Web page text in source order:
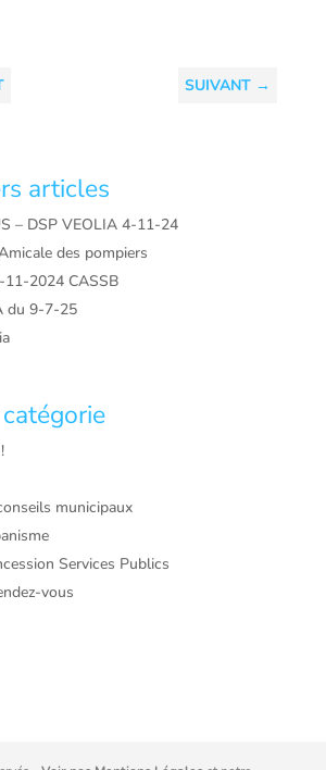
SUIVANT →
articles
– DSP VEOLIA 4-11-24
des pompiers
11-2024 CASSB
du 9-7-25
municipaux
Services Publics
vous